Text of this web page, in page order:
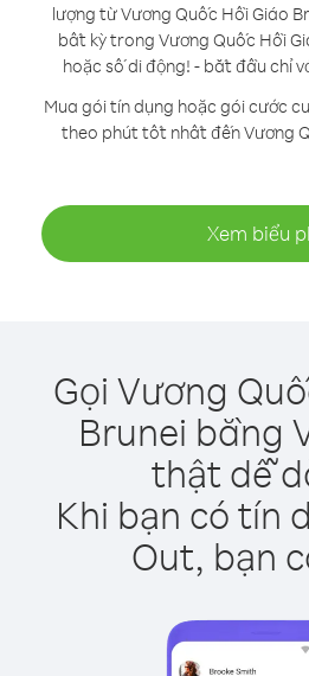
lượng từ Vương Quốc Hồi Giáo
bất kỳ trong Vương Quốc Hồi
hoặc số di động! - bắt đầu chỉ
Mua gói tín dụng hoặc gói cước
theo phút tốt nhất đến Vương
Xem biểu
Gọi Vương
Brunei bằng
thật dễ
Khi bạn có tín
Out, bạn